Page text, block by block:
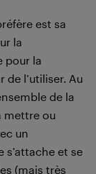
est sa
la
pour la
de l’utiliser. Au
de la
mettre ou
un
s’attache et se
(mais très